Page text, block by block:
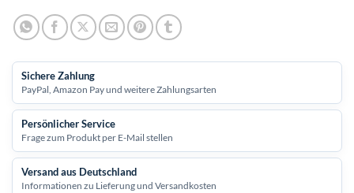
Sichere Zahlung
PayPal, Amazon Pay und weitere Zahlungsarten
Persönlicher Service
Frage zum Produkt per E-Mail stellen
Versand aus Deutschland
Informationen zu Lieferung und Versandkosten